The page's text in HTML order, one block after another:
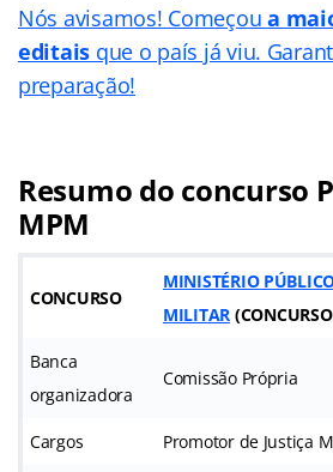
Nós avisamos! Começoua
editais que o país já viu.
preparação!
Resumo do concurso
MPM
CONCURSO
MINISTÉRIO
MILITAR (
Banca
organizadora
Comissão Própria
Cargos Promotor de Justiça